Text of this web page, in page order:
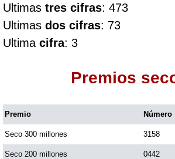
Culona día
Culona noche
Dorado Mañana
Dorado Noche
Ultimas tres cifras: 473
Ultimas dos cifras: 73
Ultima cifra: 3
Premios
Premio Número
Seco 300 millones 3158
Seco 200 millones 0442